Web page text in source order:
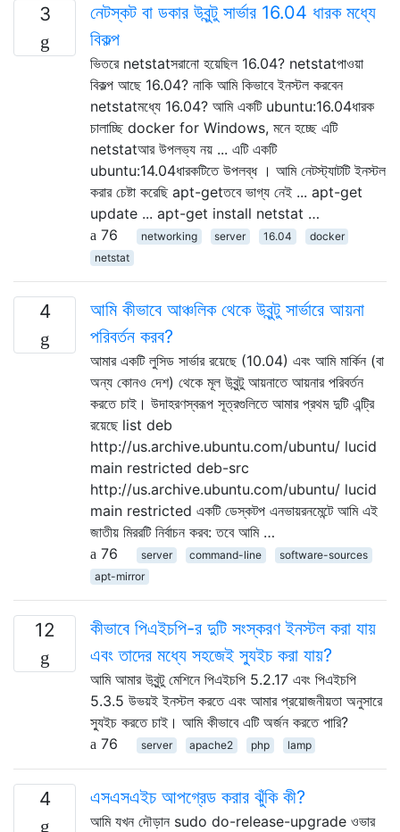
3
নেটস্কট বা ডকার উবুন্টু সার্ভার 16.04 ধারক মধ্যে
বিকল্প
ভিতরে netstatসরানো হয়েছিল 16.04? netstatপাওয়া
বিকল্প আছে 16.04? নাকি আমি কিভাবে ইনস্টল করবেন
netstatমধ্যে 16.04? আমি একটি ubuntu:16.04ধারক
চালাচ্ছি docker for Windows, মনে হচ্ছে এটি
netstatআর উপলভ্য নয় ... এটি একটি
ubuntu:14.04ধারকটিতে উপলব্ধ । আমি নেটস্ট্যাটটি ইনস্টল
করার চেষ্টা করেছি apt-getতবে ভাগ্য নেই ... apt-get
update ... apt-get install netstat …
76
networking server 16.04
docker
netstat
4
আমি কীভাবে আঞ্চলিক থেকে উবুন্টু সার্ভারে আয়না
পরিবর্তন করব?
আমার একটি লুসিড সার্ভার রয়েছে (10.04) এবং আমি মার্কিন (বা
অন্য কোনও দেশ) থেকে মূল উবুন্টু আয়নাতে আয়নার পরিবর্তন
করতে চাই। উদাহরণস্বরূপ সূত্রগুলিতে আমার প্রথম দুটি এন্ট্রি
রয়েছে list deb
http://us.archive.ubuntu.com/ubuntu/ lucid
main restricted deb-src
http://us.archive.ubuntu.com/ubuntu/ lucid
main restricted একটি ডেস্কটপ এনভায়রনমেন্টে আমি এই
জাতীয় মিররটি নির্বাচন করব: তবে আমি …
76
server command-line
software-sources
apt-mirror
12
কীভাবে পিএইচপি-র দুটি সংস্করণ ইনস্টল করা যায়
এবং তাদের মধ্যে সহজেই স্যুইচ করা যায়?
আমি আমার উবুন্টু মেশিনে পিএইচপি 5.2.17 এবং পিএইচপি
5.3.5 উভয়ই ইনস্টল করতে এবং আমার প্রয়োজনীয়তা অনুসারে
স্যুইচ করতে চাই। আমি কীভাবে এটি অর্জন করতে পারি?
76
server apache2 php lamp
4 এসএসএইচ আপগ্রেড করার ঝুঁকি কী?
আমি যখন দৌড়ান sudo do-release-upgrade ওভার